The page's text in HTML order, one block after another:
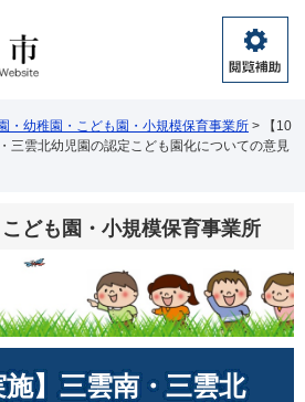
閲
覧
助
・幼稚園・こども園・小規模保育事業所 >
【10
三雲北幼児園の認定こども園化についての意見
ども園・小規模保育事業所
施】三雲南・三雲北